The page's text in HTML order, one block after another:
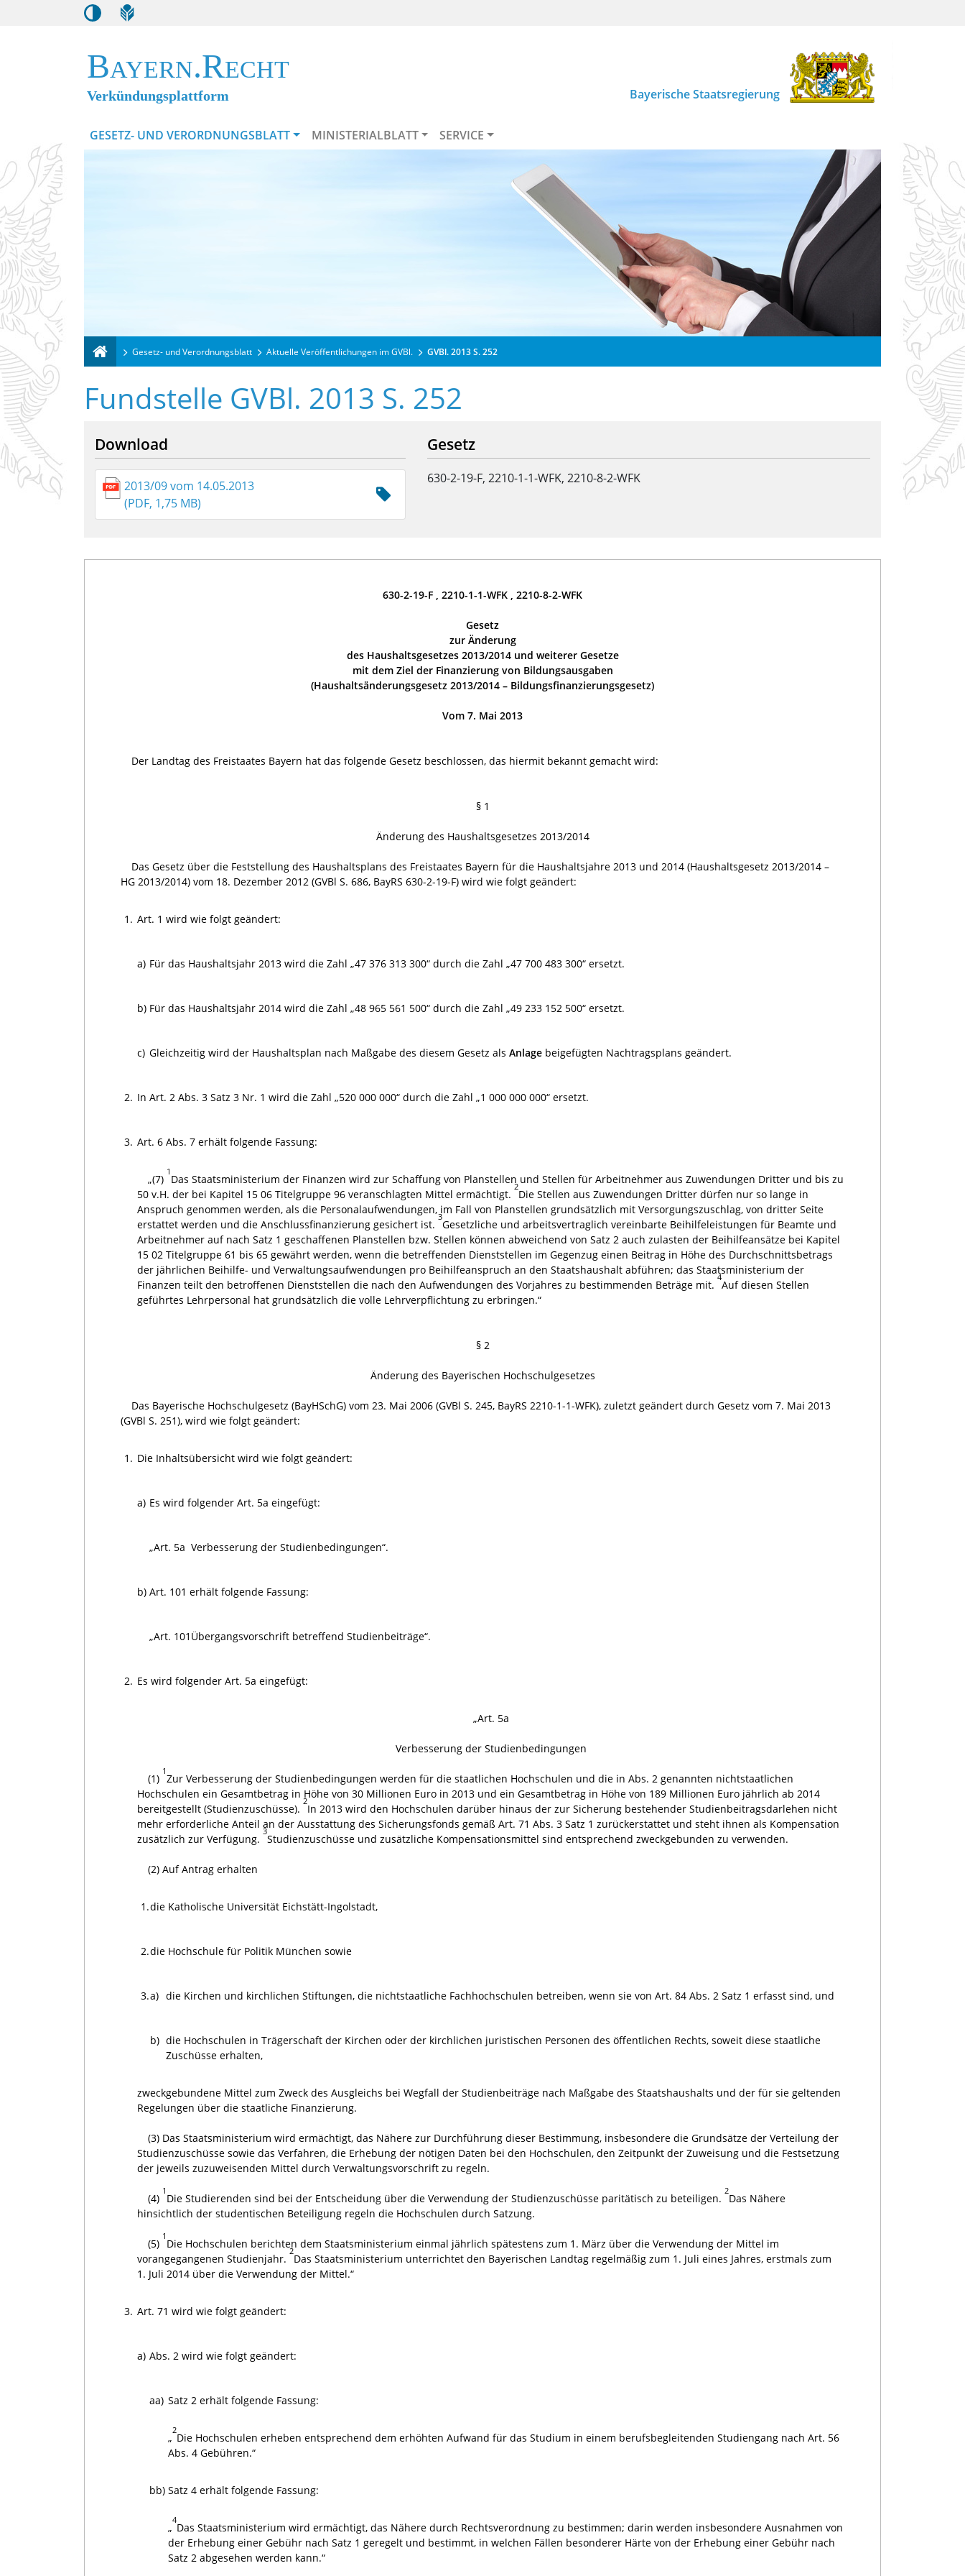
Bayern.Recht
Verkündungsplattform Bayerische Staatsregierung
GESETZ- UND VERORDNUNGSBLATT MINISTERIALBLATT SERVICE
Gesetz- und Verordnungsblatt Aktuelle Veröffentlichungen im GVBl. GVBl. 2013 S. 252
Fundstelle GVBl. 2013 S. 252
Download
2013/09 vom 14.05.2013
(PDF, 1,75 MB)
Gesetz
630-2-19-F, 2210-1-1-WFK, 2210-8-2-WFK
630-2-19-F , 2210-1-1-WFK , 2210-8-2-WFK
Gesetz
zur Änderung
des Haushaltsgesetzes 2013/2014 und weiterer Gesetze
mit dem Ziel der Finanzierung von Bildungsausgaben
(Haushaltsänderungsgesetz 2013/2014 – Bildungsfinanzierungsgesetz)
Vom 7. Mai 2013
Der Landtag des Freistaates Bayern hat das folgende Gesetz beschlossen, das hiermit bekannt gemacht wird:
§ 1
Änderung des Haushaltsgesetzes 2013/2014
Das Gesetz über die Feststellung des Haushaltsplans des Freistaates Bayern für die Haushaltsjahre 2013 und 2014 (Haushaltsgesetz 2013/2014 –
HG 2013/2014) vom 18. Dezember 2012 (GVBl S. 686, BayRS 630-2-19-F) wird wie folgt geändert:
1. Art. 1 wird wie folgt geändert:
a) Für das Haushaltsjahr 2013 wird die Zahl „47 376 313 300“ durch die Zahl „47 700 483 300“ ersetzt.
b) Für das Haushaltsjahr 2014 wird die Zahl „48 965 561 500“ durch die Zahl „49 233 152 500“ ersetzt.
c) Gleichzeitig wird der Haushaltsplan nach Maßgabe des diesem Gesetz alsAnlage beigefügten Nachtragsplans geändert.
2. In Art. 2 Abs. 3 Satz 3 Nr. 1 wird die Zahl „520 000 000“ durch die Zahl „1 000 000 000“ ersetzt.
3. Art. 6 Abs. 7 erhält folgende Fassung:
„(7)
1
Das Staatsministerium der Finanzen wird zur Schaffung von Planstellen und Stellen für Arbeitnehmer aus Zuwendungen Dritter und bis zu
50 v.H. der bei Kapitel 15 06 Titelgruppe 96 veranschlagten Mittel ermächtigt.
2
Die Stellen aus Zuwendungen Dritter dürfen nur so lange in
Anspruch genommen werden, als die Personalaufwendungen, im Fall von Planstellen grundsätzlich mit Versorgungszuschlag, von dritter Seite
erstattet werden und die Anschlussfinanzierung gesichert ist.
3
Gesetzliche und arbeitsvertraglich vereinbarte Beihilfeleistungen für Beamte und
Arbeitnehmer auf nach Satz 1 geschaffenen Planstellen bzw. Stellen können abweichend von Satz 2 auch zulasten der Beihilfeansätze bei Kapitel
15 02 Titelgruppe 61 bis 65 gewährt werden, wenn die betreffenden Dienststellen im Gegenzug einen Beitrag in Höhe des Durchschnittsbetrags
der jährlichen Beihilfe- und Verwaltungsaufwendungen pro Beihilfeanspruch an den Staatshaushalt abführen; das Staatsministerium der
Finanzen teilt den betroffenen Dienststellen die nach den Aufwendungen des Vorjahres zu bestimmenden Beträge mit.
4
Auf diesen Stellen
geführtes Lehrpersonal hat grundsätzlich die volle Lehrverpflichtung zu erbringen.“
§ 2
Änderung des Bayerischen Hochschulgesetzes
Das Bayerische Hochschulgesetz (BayHSchG) vom 23. Mai 2006 (GVBl S. 245, BayRS 2210-1-1-WFK), zuletzt geändert durch Gesetz vom 7. Mai 2013
(GVBl S. 251), wird wie folgt geändert:
1. Die Inhaltsübersicht wird wie folgt geändert:
a) Es wird folgender Art. 5a eingefügt:
„Art. 5a Verbesserung der Studienbedingungen“.
b) Art. 101 erhält folgende Fassung:
„Art. 101 Übergangsvorschrift betreffend Studienbeiträge“.
2. Es wird folgender Art. 5a eingefügt:
„Art. 5a
Verbesserung der Studienbedingungen
(1)
1
Zur Verbesserung der Studienbedingungen werden für die staatlichen Hochschulen und die in Abs. 2 genannten nichtstaatlichen
Hochschulen ein Gesamtbetrag in Höhe von 30 Millionen Euro in 2013 und ein Gesamtbetrag in Höhe von 189 Millionen Euro jährlich ab 2014
bereitgestellt (Studienzuschüsse).
2
In 2013 wird den Hochschulen darüber hinaus der zur Sicherung bestehender Studienbeitragsdarlehen nicht
mehr erforderliche Anteil an der Ausstattung des Sicherungsfonds gemäß Art. 71 Abs. 3 Satz 1 zurückerstattet und steht ihnen als Kompensation
zusätzlich zur Verfügung.
3
Studienzuschüsse und zusätzliche Kompensationsmittel sind entsprechend zweckgebunden zu verwenden.
(2) Auf Antrag erhalten
1.die Katholische Universität Eichstätt-Ingolstadt,
2.die Hochschule für Politik München sowie
3.a) die Kirchen und kirchlichen Stiftungen, die nichtstaatliche Fachhochschulen betreiben, wenn sie von Art. 84 Abs. 2 Satz 1 erfasst sind, und
b) die Hochschulen in Trägerschaft der Kirchen oder der kirchlichen juristischen Personen des öffentlichen Rechts, soweit diese staatliche
Zuschüsse erhalten,
zweckgebundene Mittel zum Zweck des Ausgleichs bei Wegfall der Studienbeiträge nach Maßgabe des Staatshaushalts und der für sie geltenden
Regelungen über die staatliche Finanzierung.
(3) Das Staatsministerium wird ermächtigt, das Nähere zur Durchführung dieser Bestimmung, insbesondere die Grundsätze der Verteilung der
Studienzuschüsse sowie das Verfahren, die Erhebung der nötigen Daten bei den Hochschulen, den Zeitpunkt der Zuweisung und die Festsetzung
der jeweils zuzuweisenden Mittel durch Verwaltungsvorschrift zu regeln.
(4)
1
Die Studierenden sind bei der Entscheidung über die Verwendung der Studienzuschüsse paritätisch zu beteiligen.
2
Das Nähere
hinsichtlich der studentischen Beteiligung regeln die Hochschulen durch Satzung.
(5)
1
Die Hochschulen berichten dem Staatsministerium einmal jährlich spätestens zum 1. März über die Verwendung der Mittel im
vorangegangenen Studienjahr.
2
Das Staatsministerium unterrichtet den Bayerischen Landtag regelmäßig zum 1. Juli eines Jahres, erstmals zum
1. Juli 2014 über die Verwendung der Mittel.“
3. Art. 71 wird wie folgt geändert:
a) Abs. 2 wird wie folgt geändert:
aa) Satz 2 erhält folgende Fassung:
„
2
Die Hochschulen erheben entsprechend dem erhöhten Aufwand für das Studium in einem berufsbegleitenden Studiengang nach Art. 56
Abs. 4 Gebühren.“
bb) Satz 4 erhält folgende Fassung:
„
4
Das Staatsministerium wird ermächtigt, das Nähere durch Rechtsverordnung zu bestimmen; darin werden insbesondere Ausnahmen von
der Erhebung einer Gebühr nach Satz 1 geregelt und bestimmt, in welchen Fällen besonderer Härte von der Erhebung einer Gebühr nach
Satz 2 abgesehen werden kann.“